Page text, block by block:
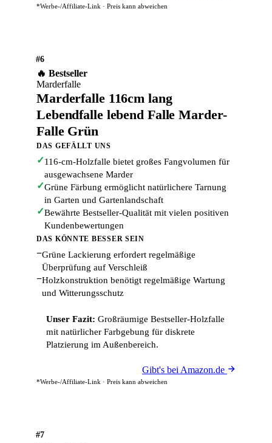
*Werbe-/Affiliate-Link · Preis kann abweichen
#6
🔥 Bestseller
Marderfalle
Marderfalle 116cm lang
Lebendfalle lebend Falle Marder-
Falle Grün
DAS GEFÄLLT UNS
✓116-cm-Holzfalle bietet großes Fangvolumen für
ausgewachsene Marder
✓Grüne Färbung ermöglicht natürlichere Tarnung
in Garten und Gartenlandschaft
✓Bewährte Bestseller-Qualität mit vielen positiven
Kundenbewertungen
DAS KÖNNTE BESSER SEIN
−Grüne Lackierung erfordert regelmäßige
Überprüfung auf Verschleiß
−Holzkonstruktion benötigt regelmäßige Wartung
und Witterungsschutz
Unser Fazit: Großräumige Bestseller-Holzfalle
mit natürlicher Farbgebung für diskrete
Platzierung im Außenbereich.
Gibt's bei Amazon.de
*Werbe-/Affiliate-Link · Preis kann abweichen
#7